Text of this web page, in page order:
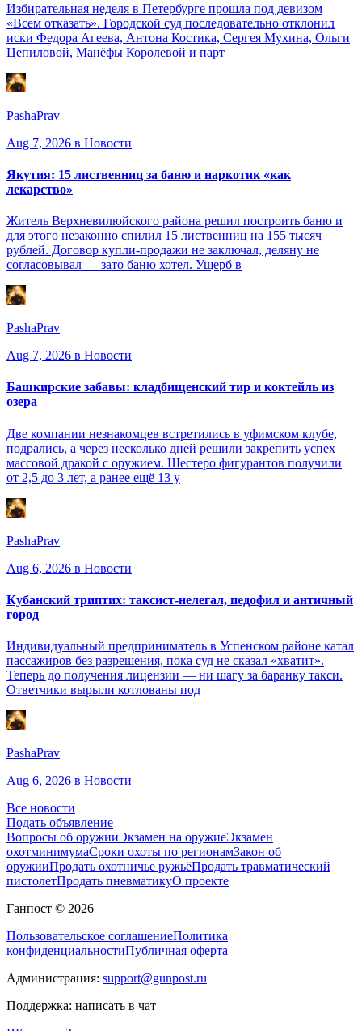
Избирательная неделя в Петербурге прошла под девизом
«Всем отказать». Городской суд последовательно отклонил
иски Федора Агеева, Антона Костика, Сергея Мухина, Ольги
Цепиловой, Манёфы Королевой и парт
PashaPrav
Aug 7, 2026 в Новости
Якутия: 15 лиственниц за баню и наркотик «как
лекарство»
Житель Верхневилюйского района решил построить баню и
для этого незаконно спилил 15 лиственниц на 155 тысяч
рублей. Договор купли-продажи не заключал, деляну не
согласовывал — зато баню хотел. Ущерб в
PashaPrav
Aug 7, 2026 в Новости
Башкирские забавы: кладбищенский тир и коктейль из
озера
Две компании незнакомцев встретились в уфимском клубе,
подрались, а через несколько дней решили закрепить успех
массовой дракой с оружием. Шестеро фигурантов получили
от 2,5 до 3 лет, а ранее ещё 13 у
PashaPrav
Aug 6, 2026 в Новости
Кубанский триптих: таксист-нелегал, педофил и античный
город
Индивидуальный предприниматель в Успенском районе катал
пассажиров без разрешения, пока суд не сказал «хватит».
Теперь до получения лицензии — ни шагу за баранку такси.
Ответчики вырыли котлованы под
PashaPrav
Aug 6, 2026 в Новости
Все новости
Подать объявление
Вопросы об оружииЭкзамен на оружиеЭкзамен
охотминимумаСроки охоты по регионамЗакон об
оружииПродать охотничье ружьёПродать травматический
пистолетПродать пневматикуО проекте
Ганпост © 2026
Пользовательское соглашениеПолитика
конфиденциальностиПубличная оферта
Администрация: support@gunpost.ru
Поддержка: написать в чат